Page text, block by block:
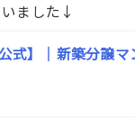
ました↓
式】｜新築分譲マ